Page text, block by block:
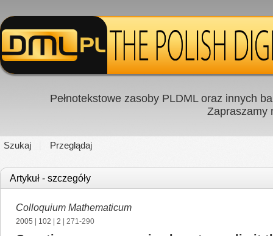
Pełnotekstowe zasoby PLDML oraz innych
Zapraszamy
Szukaj Przeglądaj
Artykuł - szczegóły
Colloquium Mathematicum
2005 102 2 | 271-290